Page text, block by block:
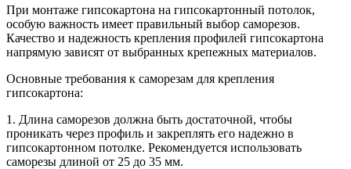
При монтаже гипсокартона на гипсокартонный потолок,
особую важность имеет правильный выбор саморезов.
Качество и надежность крепления профилей гипсокартона
напрямую зависят от выбранных крепежных материалов.
Основные требования к саморезам для крепления
гипсокартона:
1. Длина саморезов должна быть достаточной, чтобы
проникать через профиль и закреплять его надежно в
гипсокартонном потолке. Рекомендуется использовать
саморезы длиной от 25 до 35 мм.